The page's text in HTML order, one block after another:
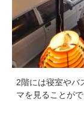
2階には寝室やバ
マを見ることがで